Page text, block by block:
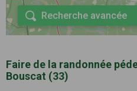
Recherche avancée
Faire de la randonnée
Bouscat (33)